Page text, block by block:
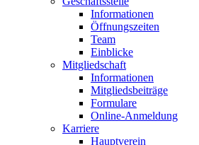
Informationen
Öffnungszeiten
Team
Einblicke
Mitgliedschaft
Informationen
Mitgliedsbeiträge
Formulare
Online-Anmeldung
Karriere
Hauptverein